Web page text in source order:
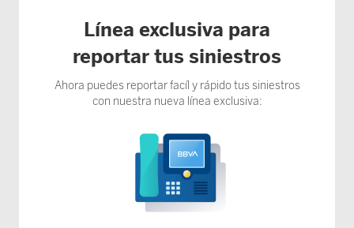
Línea exclusiva para
reportar tus siniestros
Ahora puedes reportar facíl y rápido tus siniestros
con nuestra nueva línea exclusiva: